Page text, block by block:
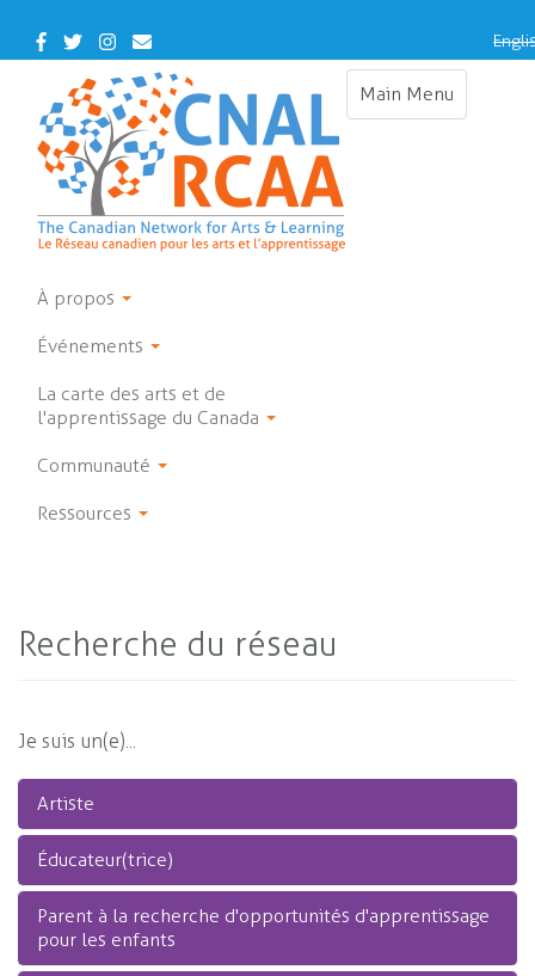
main
Facebook
TwitterInstagram
Contact
Us
Main Menu
Toggle
À propos
Événements
La carte des arts et de
l'apprentissage du Canada
Communauté
Ressources
Recherche du réseau
Je suis un(e)...
Artiste
Éducateur(trice)
Parent à la recherche d'opportunités d'apprentissage
pour les enfants